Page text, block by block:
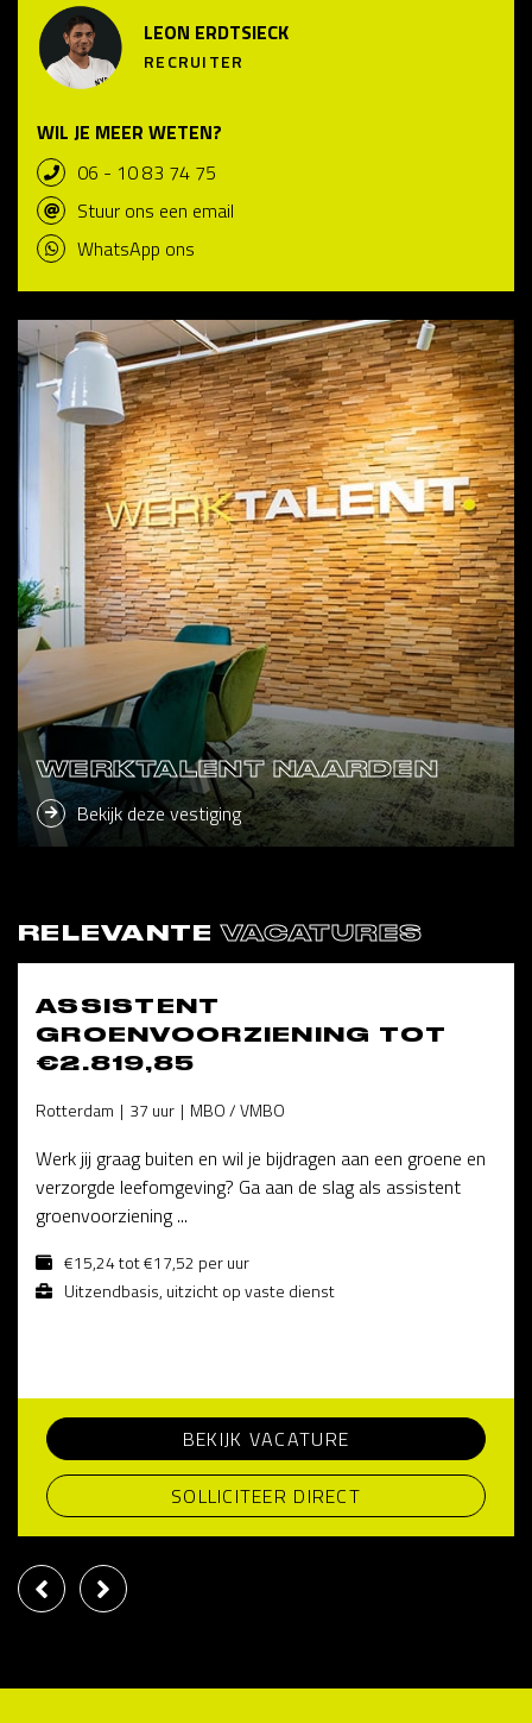
LEON ERDTSIECK
RECRUITER
WIL JE MEER WETEN?
06 - 10 83 74 75
Stuur ons een email
WhatsApp ons
WERKTALENT NAARDEN
Bekijk deze vestiging
RELEVANTEVACATURES
ASSISTENT
GROENVOORZIENING TOT
€2.819,85
Rotterdam 37 uur MBO / VMBO
Werk jij graag buiten en wil je bijdragen aan een groene en
verzorgde leefomgeving? Ga aan de slag als assistent
groenvoorziening ...
€15,24 tot €17,52 per uur
Uitzendbasis, uitzicht op vaste dienst
BEKIJK VACATURE
SOLLICITEER DIRECT